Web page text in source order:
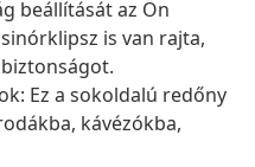
beállítását az Ön
is van rajta,
Ez a sokoldalú redőny
kávézókba,